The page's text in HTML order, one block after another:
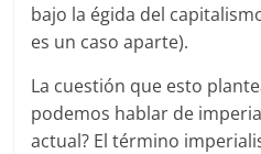
bajo la égida del
es un caso aparte).
La cuestión que esto
podemos hablar de
actual? El término